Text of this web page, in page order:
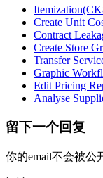
Create Unit
Contract
Create Store
Transfer
Graphic
Edit Pricing
Analyse
留下一个回复
你的email不会被公